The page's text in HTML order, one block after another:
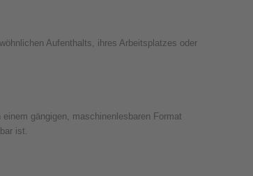
Aufenthalts, ihres Arbeitsplatzes oder
gängigen, maschinenlesbaren Format
ist.